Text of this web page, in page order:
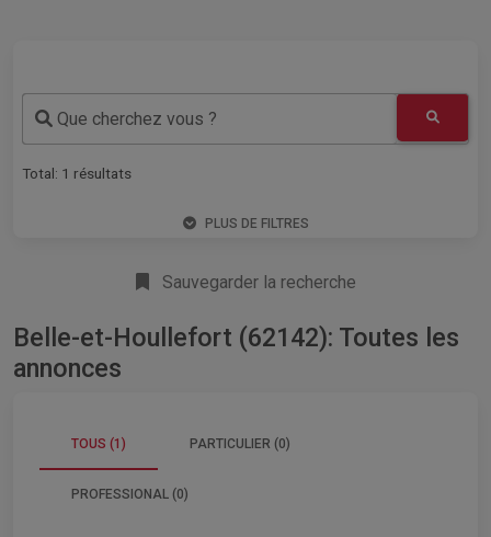
Que cherchez vous ?
Total: 1 résultats
PLUS DE FILTRES
Sauvegarder la recherche
Belle-et-Houllefort (62142): Toutes les
annonces
TOUS (1) PARTICULIER (0)
PROFESSIONAL (0)